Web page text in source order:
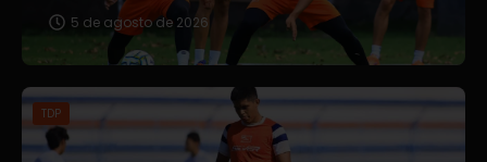
5 de agosto de 2026
TDP